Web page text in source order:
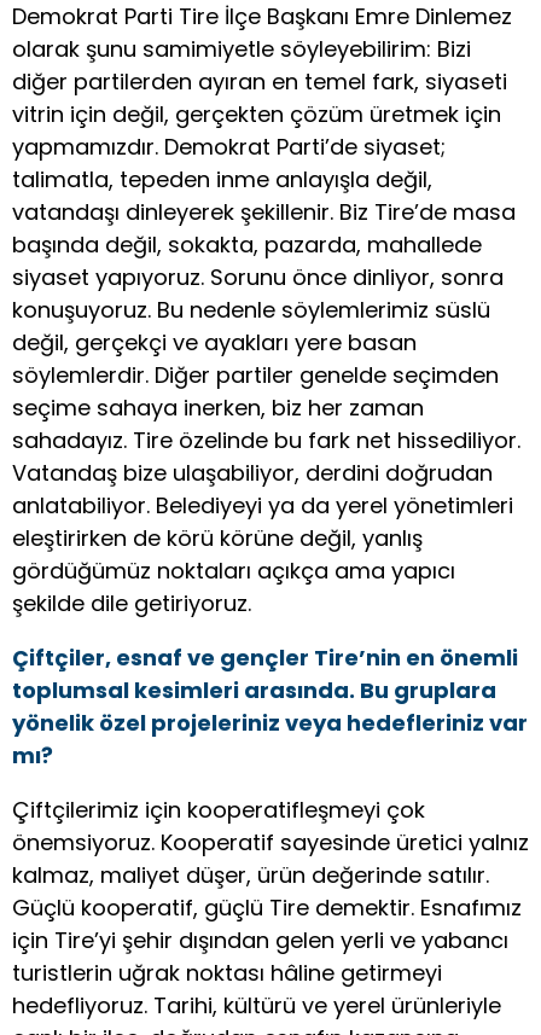
Demokrat Parti Tire İlçe Başkanı Emre Dinlemez
olarak şunu samimiyetle söyleyebilirim: Bizi
diğer partilerden ayıran en temel fark, siyaseti
vitrin için değil, gerçekten çözüm üretmek için
yapmamızdır. Demokrat Parti’de siyaset;
talimatla, tepeden inme anlayışla değil,
vatandaşı dinleyerek şekillenir. Biz Tire’de masa
başında değil, sokakta, pazarda, mahallede
siyaset yapıyoruz. Sorunu önce dinliyor, sonra
konuşuyoruz. Bu nedenle söylemlerimiz süslü
değil, gerçekçi ve ayakları yere basan
söylemlerdir. Diğer partiler genelde seçimden
seçime sahaya inerken, biz her zaman
sahadayız. Tire özelinde bu fark net hissediliyor.
Vatandaş bize ulaşabiliyor, derdini doğrudan
anlatabiliyor. Belediyeyi ya da yerel yönetimleri
eleştirirken de körü körüne değil, yanlış
gördüğümüz noktaları açıkça ama yapıcı
şekilde dile getiriyoruz.
Çiftçiler, esnaf ve gençler Tire’nin en önemli
toplumsal kesimleri arasında. Bu gruplara
yönelik özel projeleriniz veya hedefleriniz var
mı?
Çiftçilerimiz için kooperatifleşmeyi çok
önemsiyoruz. Kooperatif sayesinde üretici yalnız
kalmaz, maliyet düşer, ürün değerinde satılır.
Güçlü kooperatif, güçlü Tire demektir. Esnafımız
için Tire’yi şehir dışından gelen yerli ve yabancı
turistlerin uğrak noktası hâline getirmeyi
hedefliyoruz. Tarihi, kültürü ve yerel ürünleriyle